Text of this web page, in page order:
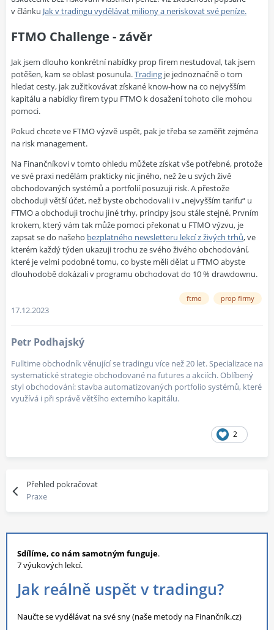
v článku Jak v tradingu vydělávat miliony a neriskovat své peníze.
FTMO Challenge - závěr
Jak jsem dlouho konkrétní nabídky prop firem nestudoval, tak jsem
potěšen, kam se oblast posunula.Trading je jednoznačně o tom
hledat cesty, jak zužitkovávat získané know-how na co nejvyšším
kapitálu a nabídky firem typu FTMO k dosažení tohoto cíle mohou
pomoci.
Pokud chcete ve FTMO výzvě uspět, pak je třeba se zaměřit zejména
na risk management.
Na Finančníkovi v tomto ohledu můžete získat vše potřebné, protože
ve své praxi nedělám prakticky nic jiného, než že u svých živě
obchodovaných systémů a portfolií posuzuji risk. A přestože
obchoduji větší účet, než byste obchodovali i v „nejvyšším tarifu“ u
FTMO a obchoduji trochu jiné trhy, principy jsou stále stejné. Prvním
krokem, který vám tak může pomoci překonat u FTMO výzvu, je
zapsat se do našeho bezplatného newsletteru lekcí z živých trhů, ve
kterém každý týden ukazuji trochu ze svého živého obchodování,
které je velmi podobné tomu, co byste měli dělat u FTMO abyste
dlouhodobě dokázali v programu obchodovat do 10 % drawdownu.
ftmo prop firmy
17.12.2023
Petr Podhajský
Fulltime obchodník věnující se tradingu více než 20 let. Specializace na
systematické strategie obchodované na futures a akciích. Oblíbený
styl obchodování: stavba automatizovaných portfolio systémů, které
využívá i při správě většího externího kapitálu.
2
Přehled pokračovat
Praxe
Sdílíme, co nám samotným funguje.
7 výukových lekcí.
Jak reálně uspět v tradingu?
Naučte se vydělávat na své sny (naše metody na Finančník.cz)